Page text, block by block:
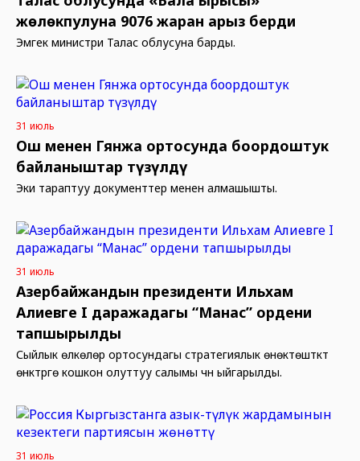
жөлөкпулуна 9076 жаран арыз берди
Эмгек министри Талас облусуна барды.
31 июль
Ош менен Гянжа ортосунда боордоштук
байланыштар түзүлдү
Эки тараптуу документтер менен алмашышты.
31 июль
Азербайжандын президенти Ильхам
Алиевге I даражадагы “Манас” ордени
тапшырылды
Сыйлык өлкөлөр ортосундагы стратегиялык өнөктөштүктү
өнүктүрүүгө кошкон олуттуу салымы үчүн ыйгарылды.
31 июль